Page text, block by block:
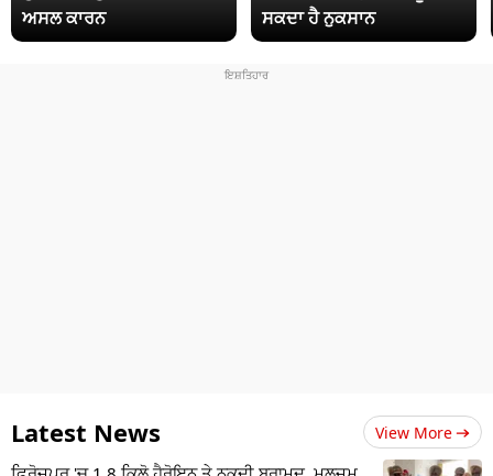
ਅਸਲ ਕਾਰਨ
ਸਕਦਾ ਹੈ ਨੁਕਸਾਨ
Latest News View More